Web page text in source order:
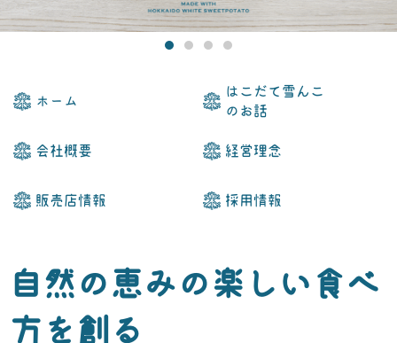
ホーム
はこだて雪んこ
のお話
会社概要 経営理念
販売店情報 採用情報
自然の恵みの楽しい食べ
方を創る